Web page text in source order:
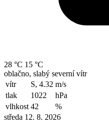
28 °C 15 °C
oblačno, slabý severní vítr
vítr
S, 4.32 m/s
tlak
1022
hPa
vlhkost 42
%
středa 12. 8. 2026